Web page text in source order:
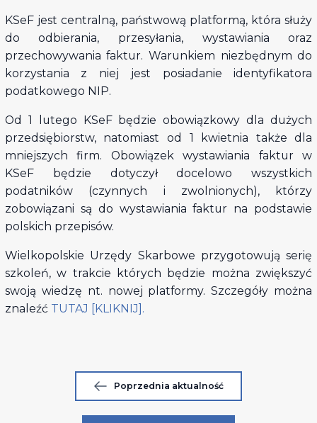
KSeF jest centralną, państwową platformą, która służy
do odbierania, przesyłania, wystawiania oraz
przechowywania faktur. Warunkiem niezbędnym do
korzystania z niej jest posiadanie identyfikatora
podatkowego NIP.
Od 1 lutego KSeF będzie obowiązkowy dla dużych
przedsiębiorstw, natomiast od 1 kwietnia także dla
mniejszych firm. Obowiązek wystawiania faktur w
KSeF będzie dotyczył docelowo wszystkich
podatników (czynnych i zwolnionych), którzy
zobowiązani są do wystawiania faktur na podstawie
polskich przepisów.
Wielkopolskie Urzędy Skarbowe przygotowują serię
szkoleń, w trakcie których będzie można zwiększyć
swoją wiedzę nt. nowej platformy. Szczegóły można
znaleźć TUTAJ [KLIKNIJ].
Poprzednia aktualność